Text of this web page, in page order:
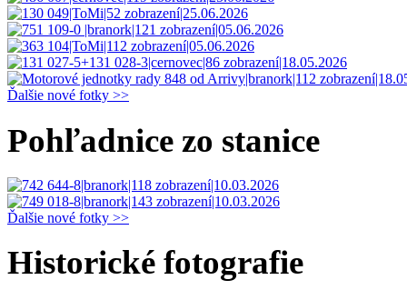
Ďalšie nové fotky >>
Pohľadnice zo stanice
Ďalšie nové fotky >>
Historické fotografie